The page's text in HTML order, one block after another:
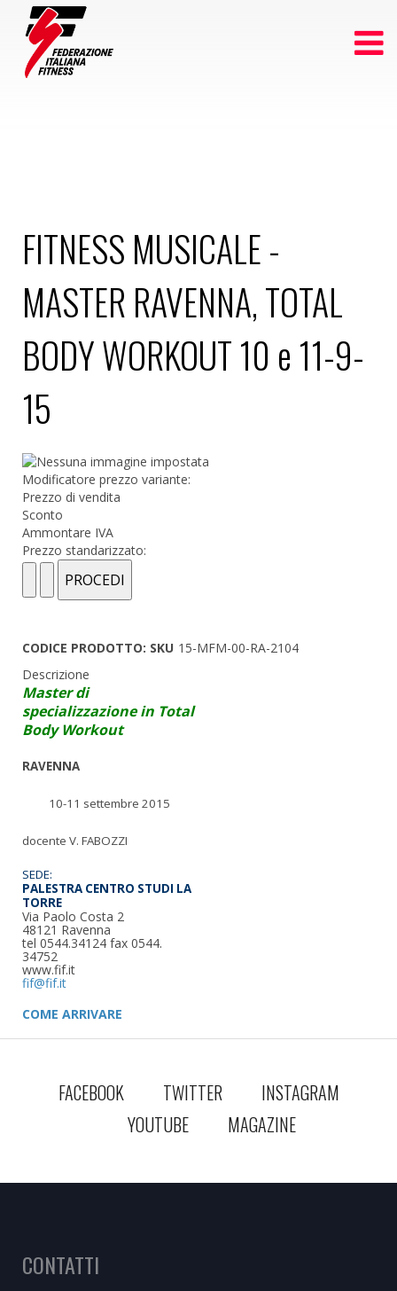
FITNESS MUSICALE -
MASTER RAVENNA, TOTAL
BODY WORKOUT 10 e 11-9-
15
Modificatore prezzo variante:
Prezzo di vendita
Sconto
Ammontare IVA
Prezzo standarizzato:
CODICE PRODOTTO: SKU 15-MFM-00-RA-2104
Descrizione
Master di
specializzazione in Total
Body Workout
RAVENNA
10-11 settembre 2015
docente V. FABOZZI
SEDE:
PALESTRA CENTRO STUDI LA
TORRE
Via Paolo Costa 2
48121 Ravenna
tel 0544.34124 fax 0544.
34752
www.fif.it
COME ARRIVARE
FACEBOOK TWITTER
INSTAGRAM
YOUTUBE
MAGAZINE
CONTATTI